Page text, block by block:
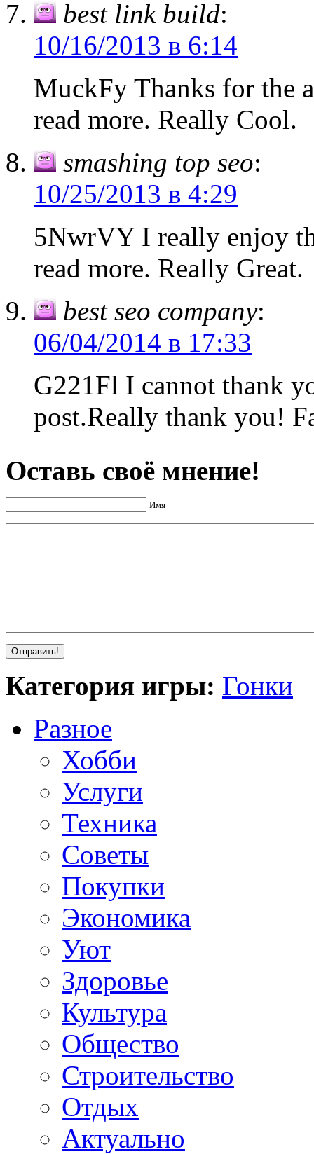
best link build:
10/16/2013 в 6:14
MuckFy Thanks for the
read more. Really Cool.
smashing top seo:
10/25/2013 в 4:29
5NwrVY I really enjoy
read more. Really Great.
best seo company:
06/04/2014 в 17:33
G221Fl I cannot thank
post.Really thank you!
Оставь своё мнение!
Имя
Категория игры: Гонки
Разное
Хобби
Услуги
Техника
Советы
Покупки
Экономика
Уют
Здоровье
Культура
Общество
Строительство
Отдых
Актуально